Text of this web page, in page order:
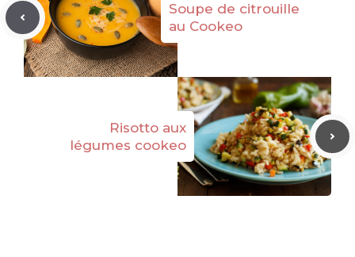
Soupe de citrouille
au Cookeo
Risotto aux
légumes cookeo